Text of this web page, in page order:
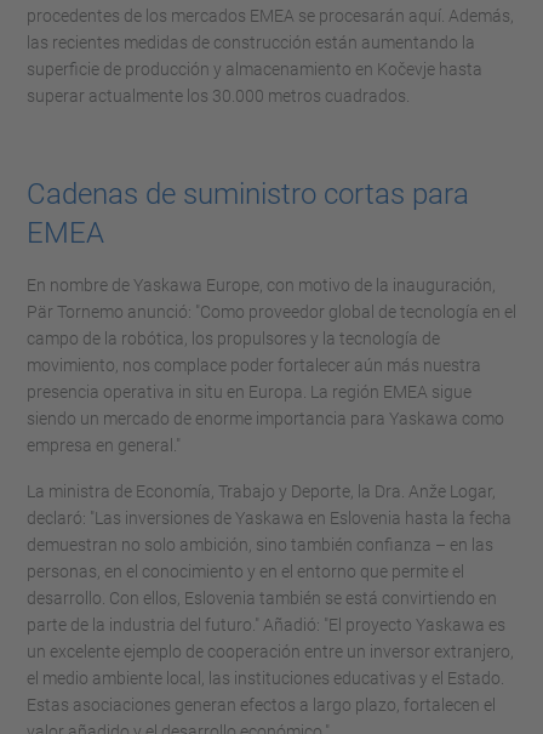
procedentes de los mercados EMEA se procesarán aquí. Además,
las recientes medidas de construcción están aumentando la
superficie de producción y almacenamiento en Kočevje hasta
superar actualmente los 30.000 metros cuadrados.
Cadenas de suministro cortas para
EMEA
En nombre de Yaskawa Europe, con motivo de la inauguración,
Pär Tornemo anunció: "Como proveedor global de tecnología en el
campo de la robótica, los propulsores y la tecnología de
movimiento, nos complace poder fortalecer aún más nuestra
presencia operativa in situ en Europa. La región EMEA sigue
siendo un mercado de enorme importancia para Yaskawa como
empresa en general."
La ministra de Economía, Trabajo y Deporte, la Dra. Anže Logar,
declaró: "Las inversiones de Yaskawa en Eslovenia hasta la fecha
demuestran no solo ambición, sino también confianza – en las
personas, en el conocimiento y en el entorno que permite el
desarrollo. Con ellos, Eslovenia también se está convirtiendo en
parte de la industria del futuro." Añadió: "El proyecto Yaskawa es
un excelente ejemplo de cooperación entre un inversor extranjero,
el medio ambiente local, las instituciones educativas y el Estado.
Estas asociaciones generan efectos a largo plazo, fortalecen el